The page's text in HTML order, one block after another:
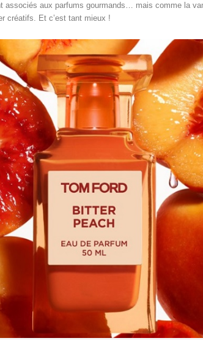
associés aux parfums gourmands… mais comme la
créatifs. Et c’est tant mieux !